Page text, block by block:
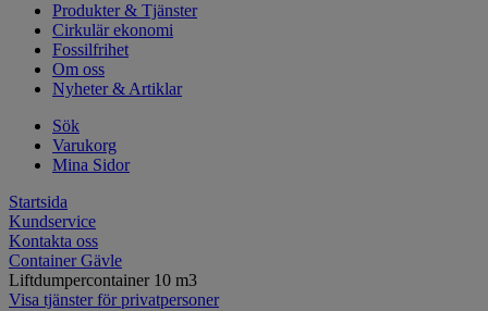
Produkter & Tjänster
Cirkulär ekonomi
Fossilfrihet
Om oss
Nyheter & Artiklar
Sök
Varukorg
Mina Sidor
Startsida
Kundservice
Kontakta oss
Container Gävle
Liftdumpercontainer 10 m3
Visa tjänster för privatpersoner